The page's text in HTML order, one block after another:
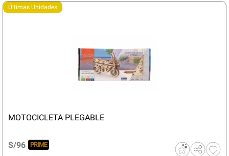
Últimas Unidades
MOTOCICLETA PLEGABLE
S/96 PRIME